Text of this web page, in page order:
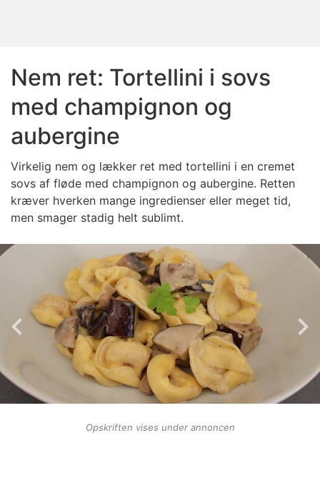
Nem ret: Tortellini i sovs
med champignon og
aubergine
Virkelig nem og lækker ret med tortellini i en cremet
sovs af fløde med champignon og aubergine. Retten
kræver hverken mange ingredienser eller meget tid,
men smager stadig helt sublimt.
Opskriften vises under annoncen